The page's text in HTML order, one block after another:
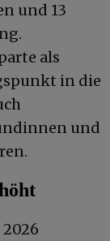
und 13
als
in die
und